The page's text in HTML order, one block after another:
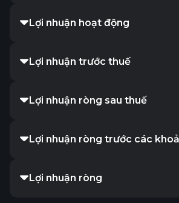
Lợi nhuận hoạt động
Lợi nhuận trước thuế
Lợi nhuận ròng sau thuế
Lợi nhuận ròng trước các
Lợi nhuận ròng